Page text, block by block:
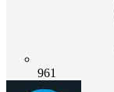
961